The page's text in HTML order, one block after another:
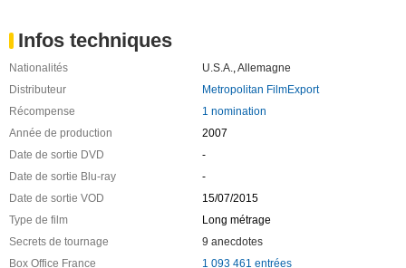
Infos techniques
Nationalités U.S.A. Allemagne
Distributeur
Metropolitan FilmExport
Récompense
1 nomination
Année de production
2007
Date de sortie DVD
-
Date de sortie Blu-ray
-
Date de sortie VOD
15/07/2015
Type de film
Long métrage
Secrets de tournage
9 anecdotes
Box Office France
1 093 461 entrées